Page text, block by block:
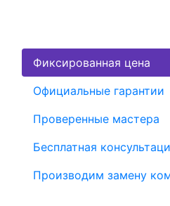
Фиксированная цена
Официальные гарантии
Проверенные мастера
Бесплатная
Производим замену